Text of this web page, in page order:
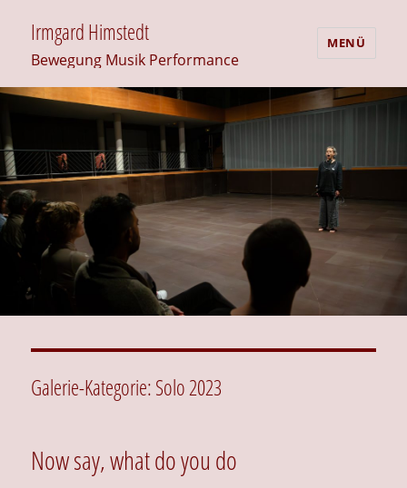
Irmgard Himstedt
Bewegung Musik Performance
MENÜ
Galerie-Kategorie:Solo 2023
Now say, what do you do